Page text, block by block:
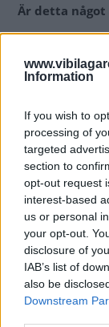
Information
If you wish to
processing of
targeted
section to
opt-out request
interest-based
us or personal
your opt-out.
disclosure of
IAB’s list of
also be
Downstream
Är detta något
som dessvärre
din bil att stöta
ta kontakt
garantitiden
förstås ett
verkstad.
Marianne
Diskutera:Vad